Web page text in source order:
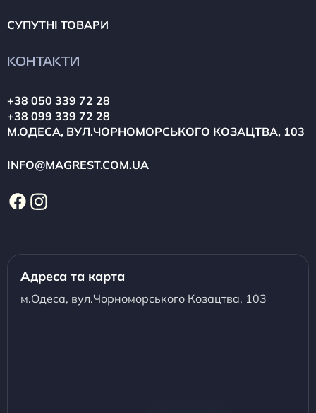
СУПУТНІ ТОВАРИ
КОНТАКТИ
+38 050 339 72 28
+38 099 339 72 28
М.ОДЕСА, ВУЛ.ЧОРНОМОРСЬКОГО КОЗАЦТВА, 103
INFO@MAGREST.COM.UA
Адреса та карта
м.Одеса, вул.Чорноморського Козацтва, 103